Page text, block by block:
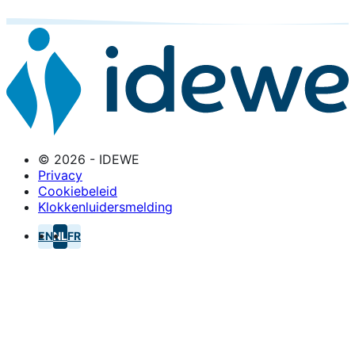
© 2026 - IDEWE
Privacy
Cookiebeleid
Klokkenluidersmelding
ENNLFR